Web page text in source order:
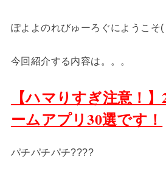
ぽよよのれびゅーろぐにようこそ
今回紹介する内容は。。。
【ハマりすぎ注意！
ームアプリ30選です！
パチパチパチ????